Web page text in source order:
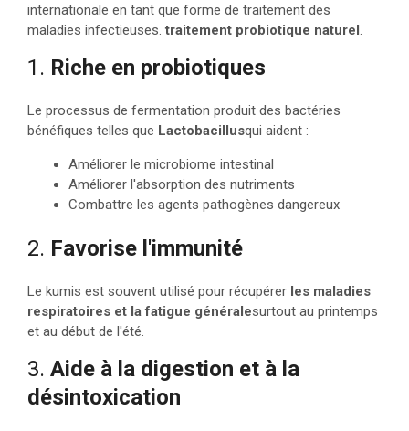
internationale en tant que forme de traitement des
maladies infectieuses.traitement probiotique naturel
1. Riche en probiotiques
Le processus de fermentation produit des bactéries
bénéfiques telles que Lactobacillusqui aident :
Améliorer le microbiome intestinal
Améliorer l'absorption des nutriments
Combattre les agents pathogènes dangereux
2. Favorise l'immunité
Le kumis est souvent utilisé pour récupérer les maladies
respiratoires et la fatigue généralesurtout au printemps
et au début de l'été.
3. Aide à la digestion et à la
désintoxication